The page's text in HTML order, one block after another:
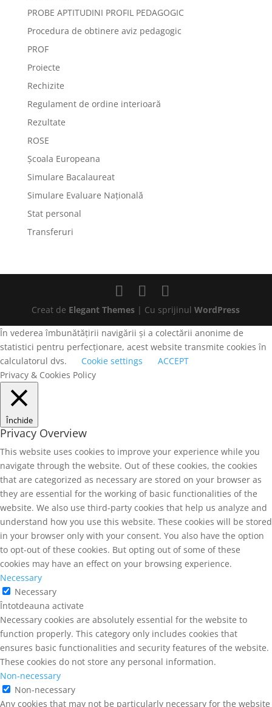
PROBE APTITUDINI PROFIL PEDAGOGIC
Procedura de obtinere aviz pedagogic
PROF
Proiecte
Rechizite
Regulament de ordine interioară
Rezultate
ROSE
Școala Europeana
Simulare Bacalaureat
Simulare Evaluare Națională
Stat personal
Transferuri
Creat de Elegant Themes | Cu sprijinulWordPress
În vederea îmbunătățirii navigării și a colectării anonime de
statistici pentru perfecționare, acest website transmite cookies în
calculatorul dvs.
Cookie settings
ACCEPT
Privacy & Cookies Policy
Închide
Privacy Overview
This website uses cookies to improve your experience while you
navigate through the website. Out of these cookies, the cookies
that are categorized as necessary are stored on your browser as
they are essential for the working of basic functionalities of the
website. We also use third-party cookies that help us analyze and
understand how you use this website. These cookies will be stored
in your browser only with your consent. You also have the option
to opt-out of these cookies. But opting out of some of these
cookies may have an effect on your browsing experience.
Necessary
Necessary
Întotdeauna activate
Necessary cookies are absolutely essential for the website to
function properly. This category only includes cookies that
ensures basic functionalities and security features of the website.
These cookies do not store any personal information.
Non-necessary
Non-necessary
Any cookies that may not be particularly necessary for the website